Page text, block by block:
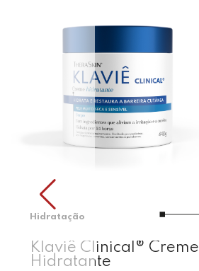
Hidratação
Klaviê Clinical® Creme
Hidratante